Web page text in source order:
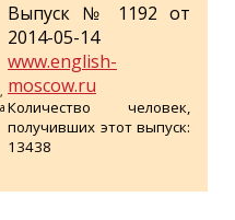
Выпуск № 1192 от
2014-05-14
www.english-
moscow.ru
Количество человек,
получивших этот выпуск:
13438